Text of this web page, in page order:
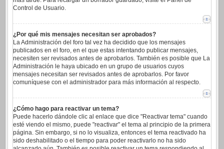
Control de Usuario.
¿Por qué mis mensajes necesitan ser aprobados?
La Administración del foro tal vez ha decidido que los mensajes
publicados en el foro, en el que estas intentando publicar mensajes,
necesiten ser revisados antes de aprobarlos. También es posible que La
Administración le haya ubicado en un grupo de usuarios cuyos
mensajes necesitan ser revisados antes de aprobarlos. Por favor
comuníquese con el administrador para más información al respecto.
¿Cómo hago para reactivar un tema?
Puede hacerlo dándole clic al enlace que dice "Reactivar tema" cuando
esté viendo el mismo, puede "reactivar" el tema al principio de la primera
página. Sin embargo, si no lo visualiza, entonces el tema reactivado ha
sido deshabilitado o el tiempo para poder reactivarlo no ha sido